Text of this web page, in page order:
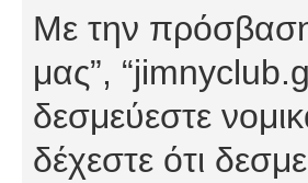
Με την πρόσβαση
μας”,
δεσμεύεστε
δέχεστε ότι